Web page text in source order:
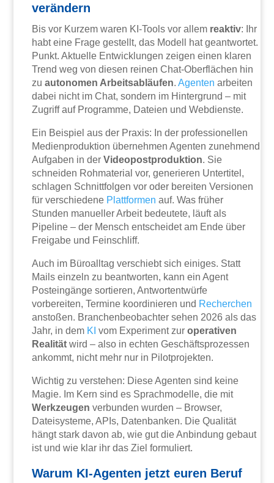
verändern
Bis vor Kurzem waren KI-Tools vor allem reaktiv: Ihr
habt eine Frage gestellt, das Modell hat geantwortet.
Punkt. Aktuelle Entwicklungen zeigen einen klaren
Trend weg von diesen reinen Chat-Oberflächen hin
zuautonomen Arbeitsabläufen.Agenten arbeiten
dabei nicht im Chat, sondern im Hintergrund – mit
Zugriff auf Programme, Dateien und Webdienste.
Ein Beispiel aus der Praxis: In der professionellen
Medienproduktion übernehmen Agenten zunehmend
Aufgaben in derVideopostproduktion. Sie
schneiden Rohmaterial vor, generieren Untertitel,
schlagen Schnittfolgen vor oder bereiten Versionen
für verschiedene Plattformen auf. Was früher
Stunden manueller Arbeit bedeutete, läuft als
Pipeline – der Mensch entscheidet am Ende über
Freigabe und Feinschliff.
Auch im Büroalltag verschiebt sich einiges. Statt
Mails einzeln zu beantworten, kann ein Agent
Posteingänge sortieren, Antwortentwürfe
vorbereiten, Termine koordinieren und Recherchen
anstoßen. Branchenbeobachter sehen 2026 als das
Jahr, in dem KI vom Experiment zuroperativen
Realität wird – also in echten Geschäftsprozessen
ankommt, nicht mehr nur in Pilotprojekten.
Wichtig zu verstehen: Diese Agenten sind keine
Magie. Im Kern sind es Sprachmodelle, die mit
Werkzeugen verbunden wurden – Browser,
Dateisysteme, APIs, Datenbanken. Die Qualität
hängt stark davon ab, wie gut die Anbindung gebaut
ist und wie klar ihr das Ziel formuliert.
Warum KI-Agenten jetzt euren Beruf